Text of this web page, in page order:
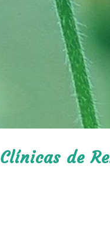
Clínicas de